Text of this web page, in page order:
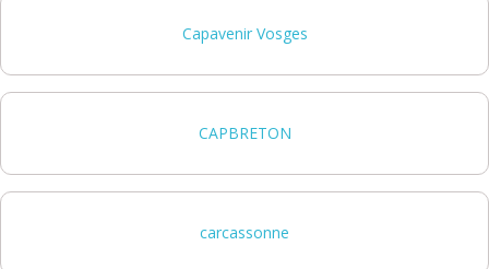
Capavenir Vosges
CAPBRETON
carcassonne